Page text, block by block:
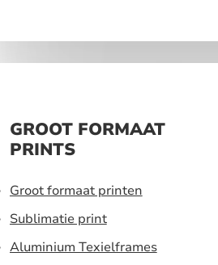
GROOT FORMAAT
PRINTS
Groot formaat printen
Sublimatie print
Aluminium Texielframes